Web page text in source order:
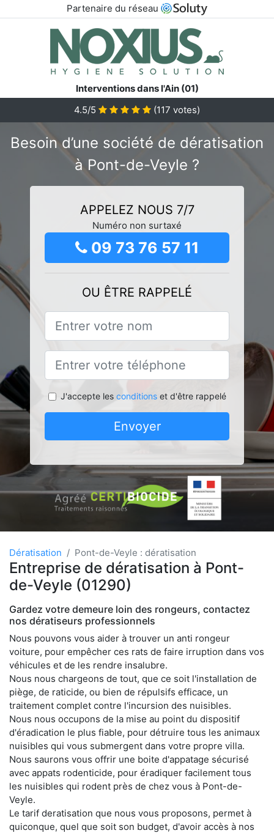
Partenaire du réseau
Interventions dans l'Ain (01)
4.5/5
(117 votes)
Besoin d’une société de dératisation
à Pont-de-Veyle ?
APPELEZ NOUS 7/7
Numéro non surtaxé
09 73 76 57 11
OU ÊTRE RAPPELÉ
J'accepte les conditionset d'être rappelé
Envoyer
Dératisation Pont-de-Veyle : dératisation
Entreprise de dératisation à Pont-
de-Veyle (01290)
Gardez votre demeure loin des rongeurs, contactez
nos dératiseurs professionnels
Nous pouvons vous aider à trouver un anti rongeur
voiture, pour empêcher ces rats de faire irruption dans vos
véhicules et de les rendre insalubre.
Nous nous chargeons de tout, que ce soit l'installation de
piège, de raticide, ou bien de répulsifs efficace, un
traitement complet contre l'incursion des nuisibles.
Nous nous occupons de la mise au point du dispositif
d'éradication le plus fiable, pour détruire tous les animaux
nuisibles qui vous submergent dans votre propre villa.
Nous saurons vous offrir une boite d'appatage sécurisé
avec appats rodenticide, pour éradiquer facilement tous
les nuisibles qui rodent près de chez vous à Pont-de-
Veyle.
Le tarif deratisation que nous vous proposons, permet à
quiconque, quel que soit son budget, d'avoir accès à nos